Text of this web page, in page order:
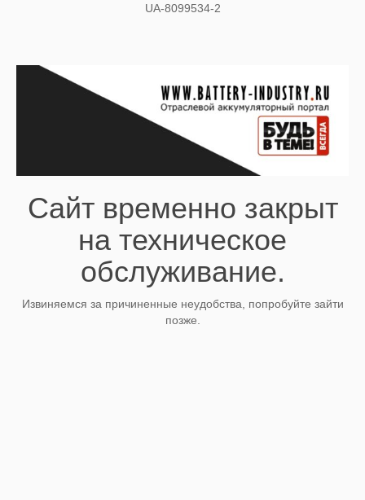
UA-8099534-2
Сайт временно закрыт
на техническое
обслуживание.
Извиняемся за причиненные неудобства, попробуйте зайти
позже.